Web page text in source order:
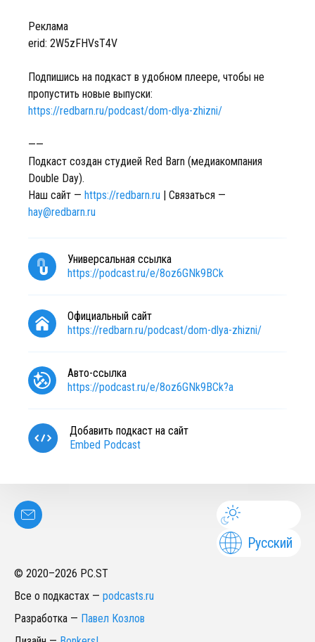
Реклама
erid: 2W5zFHVsT4V
Подпишись на подкаст в удобном плеере, чтобы не
пропустить новые выпуски:
https://redbarn.ru/podcast/dom-dlya-zhizni/
——
Подкаст создан студией Red Barn (медиакомпания
Double Day).
Наш сайт — https://redbarn.ru | Связаться —
hay@redbarn.ru
Универсальная ссылка
https://podcast.ru/e/8oz6GNk9BCk
Официальный сайт
https://redbarn.ru/podcast/dom-dlya-zhizni/
Авто-ссылка
https://podcast.ru/e/8oz6GNk9BCk?a
Добавить подкаст на сайт
Embed Podcast
Русский
© 2020–2026 PC.ST
Все о подкастах — podcasts.ru
Разработка — Павел Козлов